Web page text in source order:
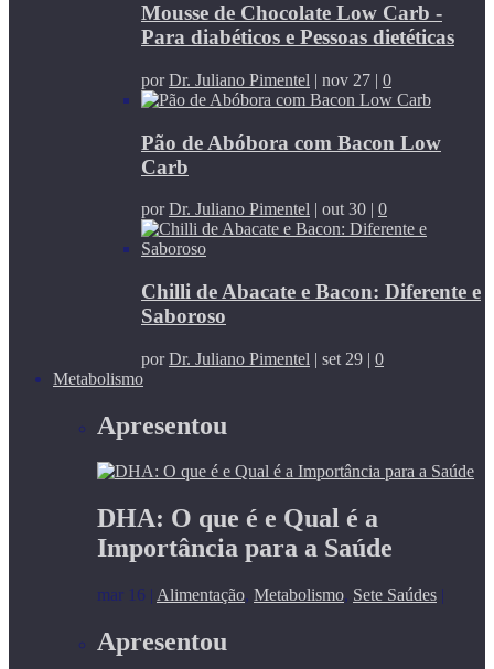
Mousse de Chocolate Low Carb -
Para diabéticos e Pessoas dietéticas
porDr. Juliano Pimentel | nov 27 | 0
Pão de Abóbora com Bacon Low
Carb
porDr. Juliano Pimentel | out 30 | 0
Chilli de Abacate e Bacon: Diferente e
Saboroso
porDr. Juliano Pimentel | set 29 | 0
Metabolismo
Apresentou
DHA: O que é e Qual é a
Importância para a Saúde
mar 16 | Alimentação, Metabolismo, Sete Saúdes |
Apresentou